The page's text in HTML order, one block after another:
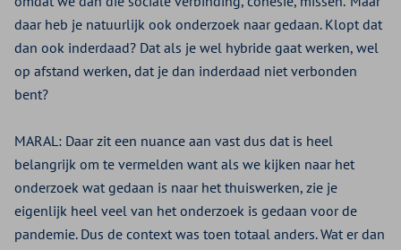
daar heb je natuurlijk ook onderzoek naar gedaan. Klopt dat
dan ook inderdaad? Dat als je wel hybride gaat werken, wel
op afstand werken, dat je dan inderdaad niet verbonden
bent?
MARAL: Daar zit een nuance aan vast dus dat is heel
belangrijk om te vermelden want als we kijken naar het
onderzoek wat gedaan is naar het thuiswerken, zie je
eigenlijk heel veel van het onderzoek is gedaan voor de
pandemie. Dus de context was toen totaal anders. Wat er dan